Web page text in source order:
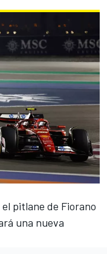
pitlane de Fiorano
una nueva